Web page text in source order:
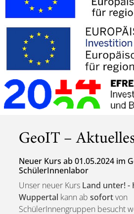
GeoIT –
Neuer Kurs ab 01.05.2024 im
SchülerInnenlabor
Unser neuer Kurs Land unter! -
Wuppertal kann ab sofortvon
SchülerInnengruppen besucht